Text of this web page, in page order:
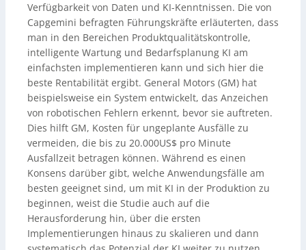
Verfügbarkeit von Daten und KI-Kenntnissen. Die von
Capgemini befragten Führungskräfte erläuterten, dass
man in den Bereichen Produktqualitätskontrolle,
intelligente Wartung und Bedarfsplanung KI am
einfachsten implementieren kann und sich hier die
beste Rentabilität ergibt. General Motors (GM) hat
beispielsweise ein System entwickelt, das Anzeichen
von robotischen Fehlern erkennt, bevor sie auftreten.
Dies hilft GM, Kosten für ungeplante Ausfälle zu
vermeiden, die bis zu 20.000US$ pro Minute
Ausfallzeit betragen können. Während es einen
Konsens darüber gibt, welche Anwendungsfälle am
besten geeignet sind, um mit KI in der Produktion zu
beginnen, weist die Studie auch auf die
Herausforderung hin, über die ersten
Implementierungen hinaus zu skalieren und dann